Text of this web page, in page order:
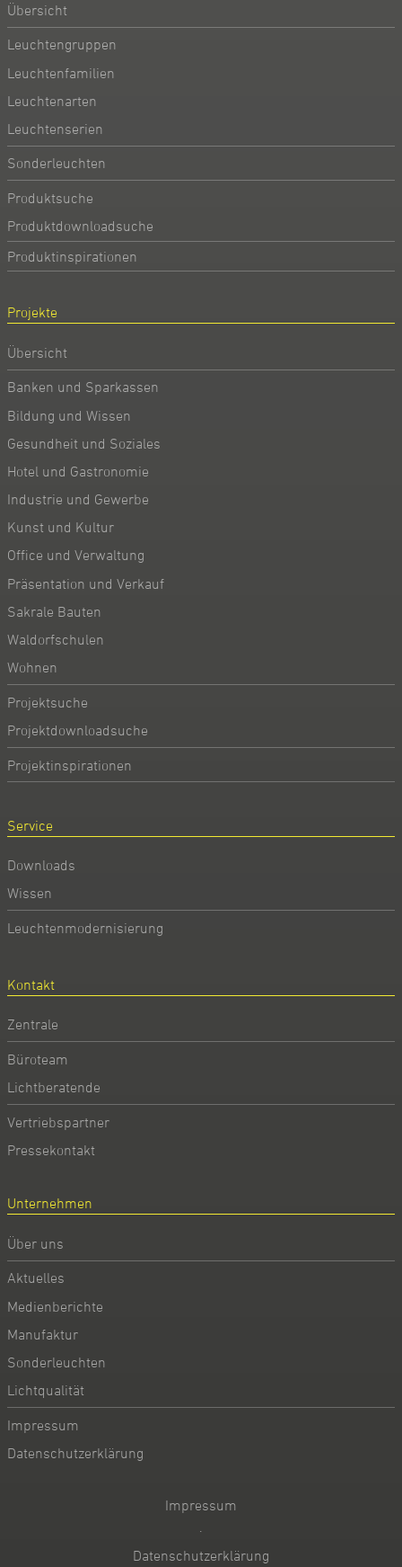
Übersicht
Leuchtengruppen
Leuchtenfamilien
Leuchtenarten
Leuchtenserien
Sonderleuchten
Produktsuche
Produktdownloadsuche
Produktinspirationen
Projekte
Übersicht
Banken und Sparkassen
Bildung und Wissen
Gesundheit und Soziales
Hotel und Gastronomie
Industrie und Gewerbe
Kunst und Kultur
Office und Verwaltung
Präsentation und Verkauf
Sakrale Bauten
Waldorfschulen
Wohnen
Projektsuche
Projektdownloadsuche
Projektinspirationen
Service
Downloads
Wissen
Leuchtenmodernisierung
Kontakt
Zentrale
Büroteam
Lichtberatende
Vertriebspartner
Pressekontakt
Unternehmen
Über uns
Aktuelles
Medienberichte
Manufaktur
Sonderleuchten
Lichtqualität
Impressum
Datenschutzerklärung
Impressum
·
Datenschutzerklärung